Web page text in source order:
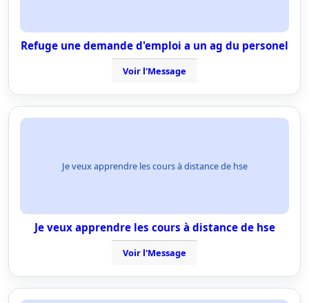
Refuge une demande d'emploi a un ag du personel
Voir l'Message
Je veux apprendre les cours à distance de hse
Je veux apprendre les cours à distance de hse
Voir l'Message